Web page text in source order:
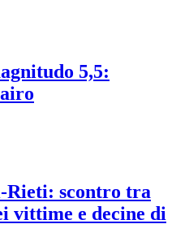
5,5:
Rieti: scontro tra
vittime e decine di